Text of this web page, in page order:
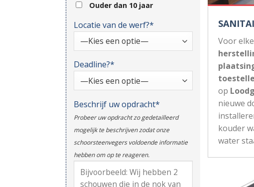
Ouder dan 10 jaar
Locatie van de werf?*
Deadline?*
Beschrijf uw opdracht*
Probeer uw opdracht zo gedetailleerd
mogelijk te beschrijven zodat onze
schoorsteenvegers voldoende informatie
hebben om op te reageren.
Voor elke
op
nieuwe
kouder
water